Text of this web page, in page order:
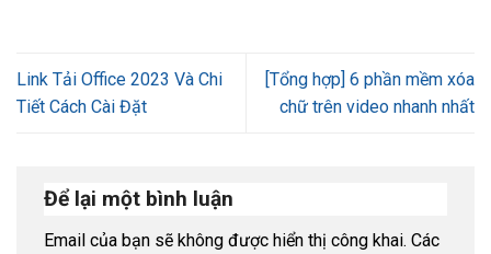
Link Tải Office 2023 Và Chi
Tiết Cách Cài Đặt
[Tổng hợp] 6 phần mềm xóa
chữ trên video nhanh nhất
Để lại một bình luận
Email của bạn sẽ không được hiển thị công khai. Các